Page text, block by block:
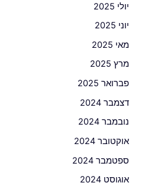
יולי 2025
יוני 2025
מאי 2025
מרץ 2025
פברואר 2025
דצמבר 2024
נובמבר 2024
אוקטובר 2024
ספטמבר 2024
אוגוסט 2024